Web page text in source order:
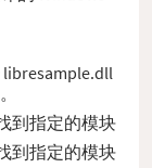
到指定的模块
到指定的模块